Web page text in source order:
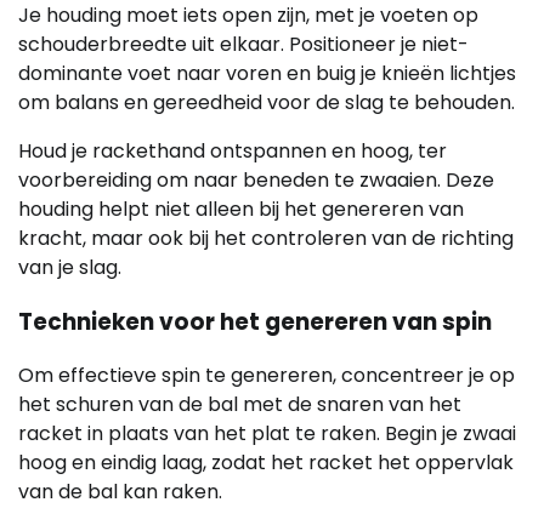
Je houding moet iets open zijn, met je voeten op
schouderbreedte uit elkaar. Positioneer je niet-
dominante voet naar voren en buig je knieën lichtjes
om balans en gereedheid voor de slag te behouden.
Houd je rackethand ontspannen en hoog, ter
voorbereiding om naar beneden te zwaaien. Deze
houding helpt niet alleen bij het genereren van
kracht, maar ook bij het controleren van de richting
van je slag.
Technieken voor het genereren van spin
Om effectieve spin te genereren, concentreer je op
het schuren van de bal met de snaren van het
racket in plaats van het plat te raken. Begin je zwaai
hoog en eindig laag, zodat het racket het oppervlak
van de bal kan raken.